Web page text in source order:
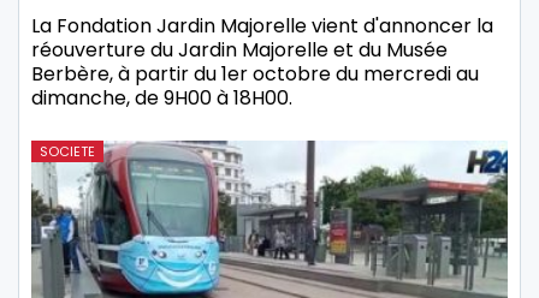
La Fondation Jardin Majorelle vient d'annoncer la
réouverture du Jardin Majorelle et du Musée
Berbère, à partir du 1er octobre du mercredi au
dimanche, de 9H00 à 18H00.
SOCIETE